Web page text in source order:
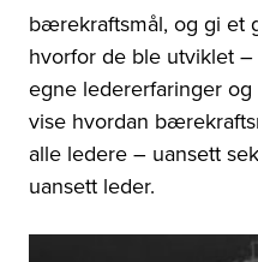
bærekraftsmål, og gi et
hvorfor de ble utviklet
egne ledererfaringer
vise hvordan
alle ledere – uansett
uansett leder.